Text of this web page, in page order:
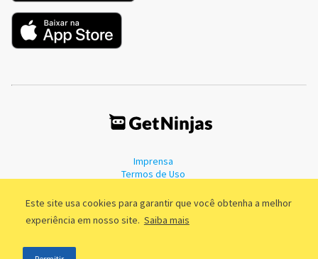
Este site usa cookies para garantir que você obtenha a melhor
experiência em nosso site. Saiba mais
Imprensa
Termos de Uso
©2011 - 2026, GetNinjas LTDA. CNPJ 55.744.877/0001-89 - Rua Dr.